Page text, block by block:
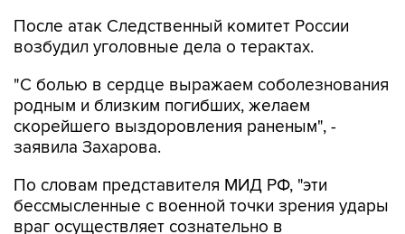
После атак Следственный комитет России
возбудил уголовные дела о терактах.
"С болью в сердце выражаем соболезнования
родным и близким погибших, желаем
скорейшего выздоровления раненым", -
заявила Захарова.
По словам представителя МИД РФ, "эти
бессмысленные с военной точки зрения удары
враг осуществляет сознательно в